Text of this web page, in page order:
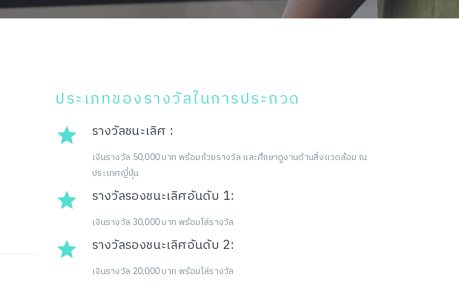
ประเภทของรางวัลในการประกวด
รางวัลชนะเลิศ :
เงินรางวัล 50,000 บาท พร้อมถ้วยรางวัล และศึกษาดูงานด้านสิ่งแวดล้อม ณ
ประเทศญี่ปุ่น
รางวัลรองชนะเลิศอันดับ 1:
เงินรางวัล 30,000 บาท พร้อมโล่รางวัล
รางวัลรองชนะเลิศอันดับ 2:
เงินรางวัล 20,000 บาท พร้อมโล่รางวัล